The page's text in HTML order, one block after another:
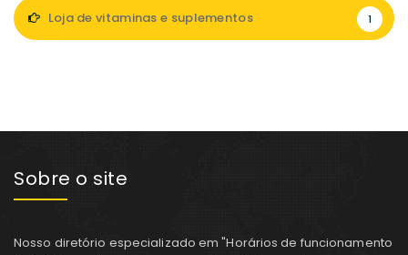
Loja de vitaminas e suplementos 1
Sobre o site
Nosso diretório especializado em "Horários de funcionamento